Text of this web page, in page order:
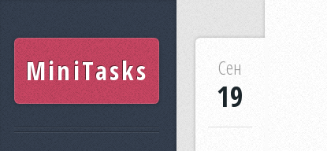
MiniTasks Сен
19